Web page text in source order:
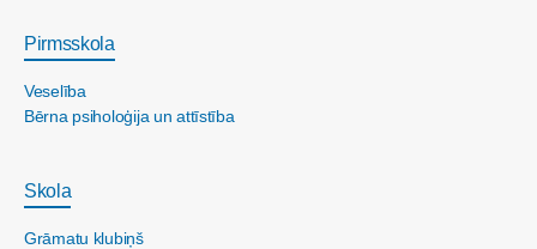
Pirmsskola
Veselība
Bērna psiholoģija un attīstība
Skola
Grāmatu klubiņš